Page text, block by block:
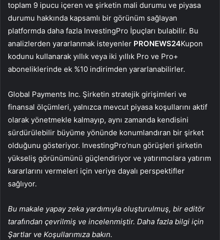
toplam 9 ipucu içeren ve şirketin mali durumu ve piyasa
durumu hakkında kapsamlı bir görünüm sağlayan
platformda daha fazla InvestingPro İpuçları bulabilir. Bu
analizlerden yararlanmak isteyenler PRONEWS24Kupon
kodunu kullanarak yıllık veya iki yıllık Pro ve Pro+
aboneliklerinde ek %10 indirimden yararlanabilirler.
Global Payments Inc. Şirketin stratejik girişimleri ve
finansal ölçümleri, yalnızca mevcut piyasa koşullarını aktif
olarak yönetmekle kalmayıp, aynı zamanda kendisini
sürdürülebilir büyüme yönünde konumlandıran bir şirket
olduğunu gösteriyor. InvestingPro’nun görüşleri şirketin
yükseliş görünümünü güçlendiriyor ve yatırımcılara yatırım
kararlarını vermeleri için veriye dayalı perspektifler
sağlıyor.
Bu makale yapay zeka yardımıyla oluşturulmuş, bir editör
tarafından çevrilmiş ve incelenmiştir. Daha fazla bilgi için
Şartlar ve Koşullarımıza bakın.